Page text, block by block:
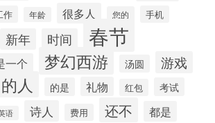
作 年龄 很多人 您的 手机
新年 时间 春节
一个 梦幻西游 汤圆 游戏
的人 的是 礼物 红包 考试
语 诗人 费用 还不 都是